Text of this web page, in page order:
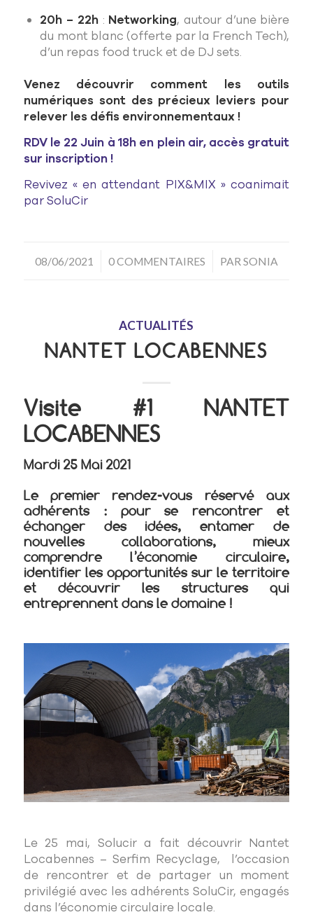
20h – 22h: Networking, autour d’une bière
du mont blanc (offerte par la French Tech),
d’un repas food truck et de DJ sets.
Venez découvrir comment les outils
numériques sont des précieux leviers pour
relever les défis environnementaux !
RDV le 22 Juin à 18h en plein air, accès gratuit
sur inscription !
Revivez « en attendant PIX&MIX » coanimait
par SoluCir
08/06/2021
/ 0 COMMENTAIRES
/ PAR SONIA
ACTUALITÉS
NANTET LOCABENNES
Visite #1 NANTET
LOCABENNES
Mardi 25 Mai 2021
Le premier rendez-vous réservé aux
adhérents :pour se rencontrer et
échanger des idées, entamer de
nouvelles collaborations, mieux
comprendre l’économie circulaire,
identifier les opportunités sur le territoire
et découvrir les structures qui
entreprennent dans le domaine !
Le 25 mai, Solucir a fait découvrir Nantet
Locabennes – Serfim Recyclage, l’occasion
de rencontrer et de partager un moment
privilégié avec les adhérents SoluCir, engagés
dans l’économie circulaire locale.